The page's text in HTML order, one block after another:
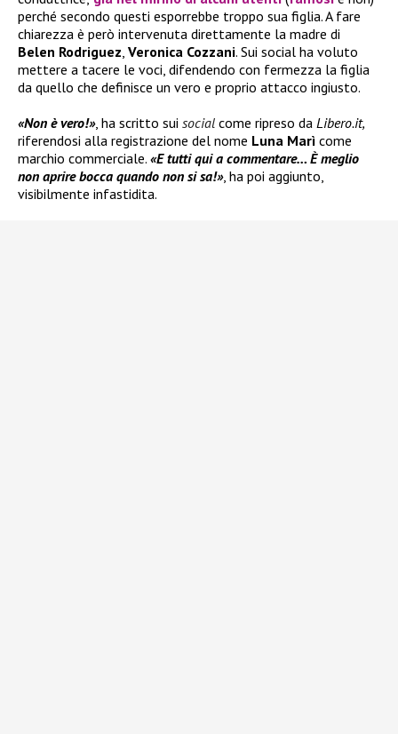
perché secondo questi esporrebbe troppo sua figlia. A fare
chiarezza è però intervenuta direttamente la madre di
Belen Rodriguez, Veronica Cozzani. Sui social ha voluto
mettere a tacere le voci, difendendo con fermezza la figlia
da quello che definisce un vero e proprio attacco ingiusto.
«Non è vero!», ha scritto sui social come ripreso da Libero.it,
riferendosi alla registrazione del nome Luna Marì come
marchio commerciale. «E tutti qui a commentare… È meglio
non aprire bocca quando non si sa!», ha poi aggiunto,
visibilmente infastidita.